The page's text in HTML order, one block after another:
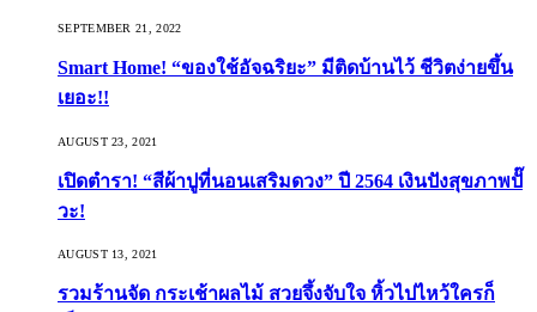
SEPTEMBER 21, 2022
Smart Home! “ของใช้อัจฉริยะ” มีติดบ้านไว้ ชีวิตง่ายขึ้น
เยอะ!!
AUGUST 23, 2021
เปิดตำรา! “สีผ้าปูที่นอนเสริมดวง” ปี 2564 เงินปังสุขภาพปั๊
วะ!
AUGUST 13, 2021
รวมร้านจัด กระเช้าผลไม้ สวยจึ้งจับใจ หิ้วไปไหว้ใครก็